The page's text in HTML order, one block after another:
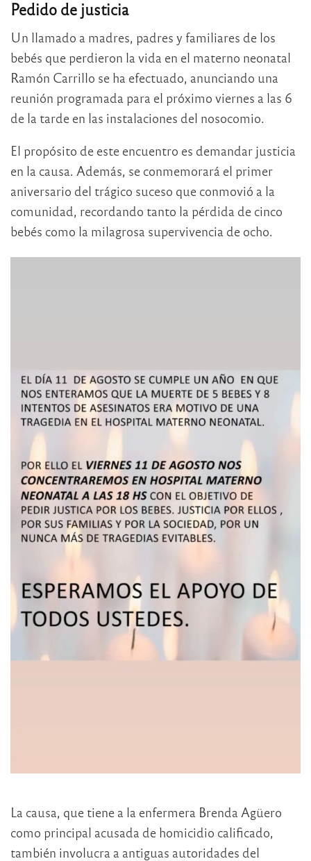
Pedido de justicia
Un llamado a madres, padres y familiares de los
bebés que perdieron la vida en el materno neonatal
Ramón Carrillo se ha efectuado, anunciando una
reunión programada para el próximo viernes a las 6
de la tarde en las instalaciones del nosocomio.
El propósito de este encuentro es demandar justicia
en la causa. Además, se conmemorará el primer
aniversario del trágico suceso que conmovió a la
comunidad, recordando tanto la pérdida de cinco
bebés como la milagrosa supervivencia de ocho.
La causa, que tiene a la enfermera Brenda Agüero
como principal acusada de homicidio calificado,
también involucra a antiguas autoridades del